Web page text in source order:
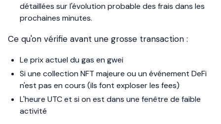
détaillées sur l'évolution probable des frais dans les
prochaines minutes.
Ce qu'on vérifie avant une grosse transaction :
Le prix actuel du gas en gwei
Si une collection NFT majeure ou un événement DeFi
n'est pas en cours (ils font exploser les fees)
L'heure UTC et si on est dans une fenêtre de faible
activité